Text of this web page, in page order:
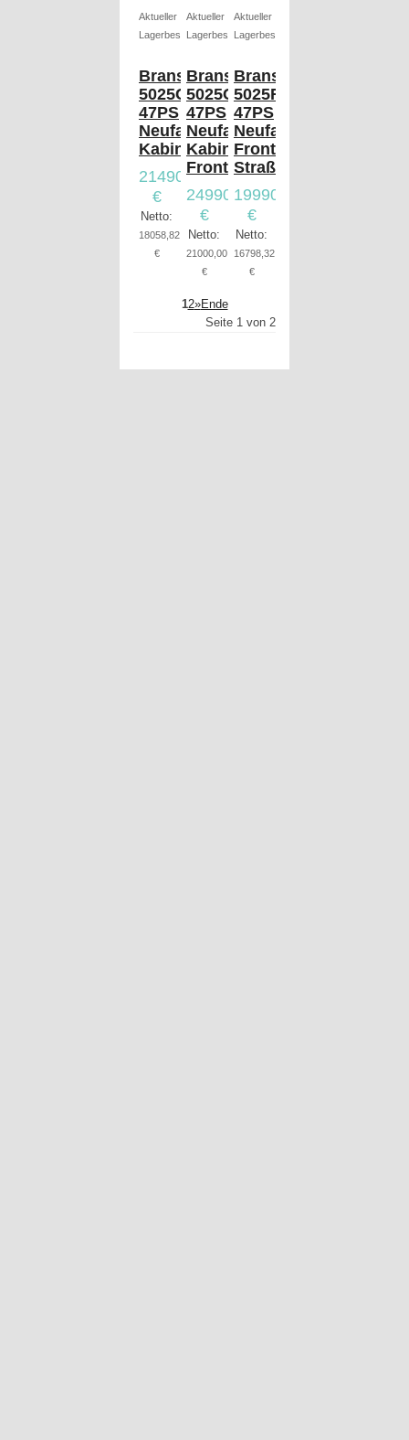
Aktueller
Lagerbestand
Branson
5025CX
47PS
Neufahrzeug,
Kabine
21490,00
€
Netto:
18058,82
€
Aktueller
Lagerbestand
Branson
5025CX
47PS
Neufahrzeug,
Kabine,
Frontlader
24990,00
€
Netto:
21000,00
€
Aktueller
Lagerbestand
Branson
5025R
47PS
Neufahrzeug,
Frontlader,
Straßenzulassung
19990,00
€
Netto:
16798,32
€
12»Ende
Seite 1 von 2